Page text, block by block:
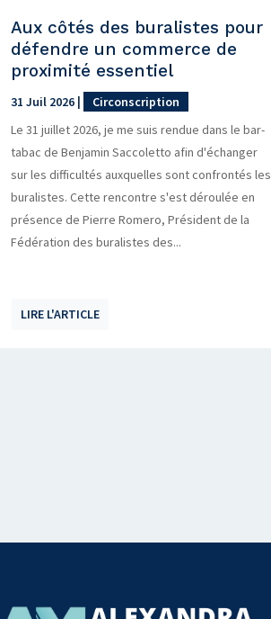
Aux côtés des buralistes pour
défendre un commerce de
proximité essentiel
31 Juil 2026 |
Circonscription
Le 31 juillet 2026, je me suis rendue dans le bar-
tabac de Benjamin Saccoletto afin d'échanger
sur les difficultés auxquelles sont confrontés les
buralistes. Cette rencontre s'est déroulée en
présence de Pierre Romero, Président de la
Fédération des buralistes des...
LIRE L'ARTICLE